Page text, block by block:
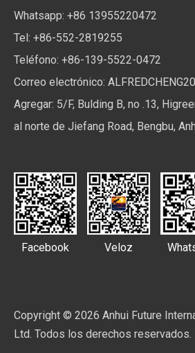
Whatsapp: +86 13955220472
Tel: +86-552-2819255
Teléfono: +86-139-5522-0472
Correo electrónico:
Agregar: 5/F, Bulding B, no .13,
al norte de Jiefang Road, Bengbu,
Facebook Veloz
Copyright © 2026 Anhui Future
Ltd. Todos los derechos reservados.